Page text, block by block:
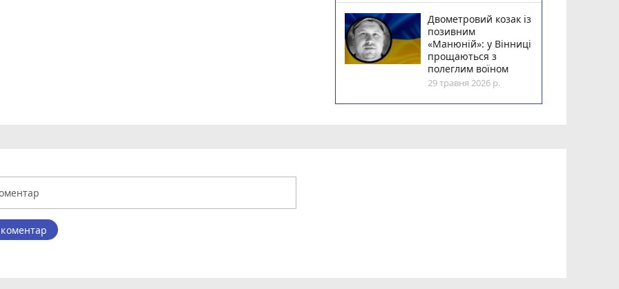
Двометровий козак із
позивним
«Манюній»: у Вінниці
прощаються з
полеглим воїном
29 травня 2026 р.